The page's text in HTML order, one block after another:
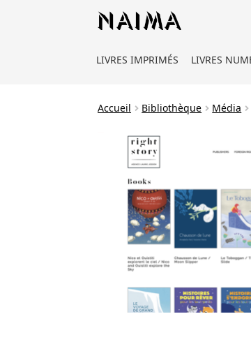
LIVRES IMPRIMÉS LIVRES
Accueil Bibliothèque Média
Panneau de gestion des cookies